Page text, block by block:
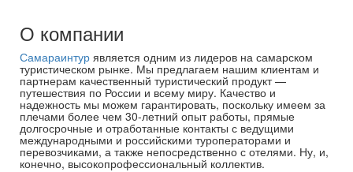
О компании
Самараинтур является одним из лидеров на самарском
туристическом рынке. Мы предлагаем нашим клиентам и
партнерам качественный туристический продукт —
путешествия по России и всему миру. Качество и
надежность мы можем гарантировать, поскольку имеем за
плечами более чем 30-летний опыт работы, прямые
долгосрочные и отработанные контакты с ведущими
международными и российскими туроператорами и
перевозчиками, а также непосредственно с отелями. Ну, и,
конечно, высокопрофессиональный коллектив.